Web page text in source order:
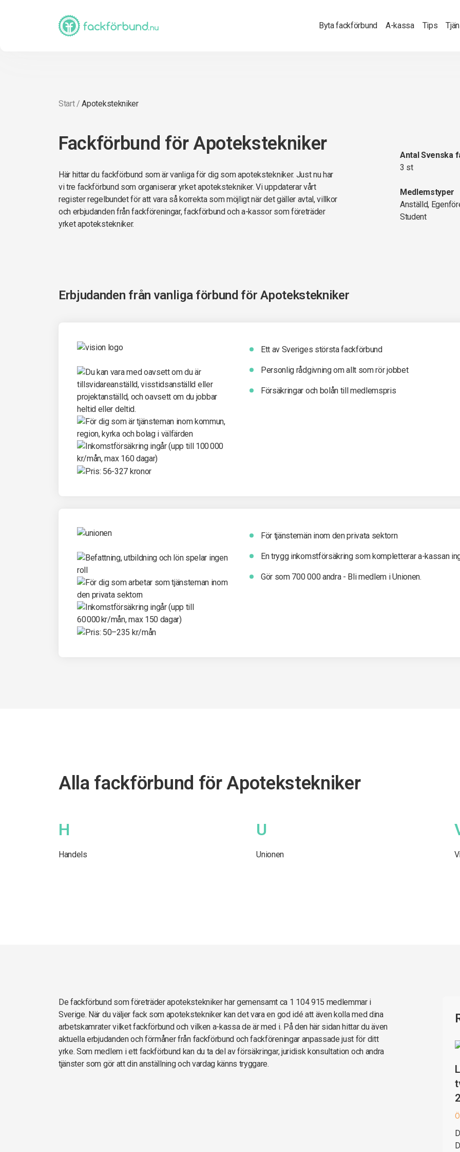
Byta fackförbund A-kassa Tips
Start/Apotekstekniker
Fackförbund för Apotekstekniker
Här hittar du fackförbund som är vanliga för dig som apotekstekniker. Just nu har
vi tre fackförbund som organiserar yrket apotekstekniker. Vi uppdaterar vårt
register regelbundet för att vara så korrekta som möjligt när det gäller avtal, villkor
och erbjudanden från fackföreningar, fackförbund och a-kassor som företräder
yrket apotekstekniker.
Antal Svenska
3 st
Medlemstyper
Anställd,
Student
Erbjudanden från vanliga förbund förApotekstekniker
Ett av Sveriges största fackförbund
Personlig rådgivning om allt som rör jobbet
Försäkringar och bolån till medlemspris
För tjänstemän inom den privata sektorn
En trygg inkomst­försäkring som kompletterar a-kassan
Gör som 700 000 andra - Bli medlem i Unionen.
Alla fackförbund för Apotekstekniker
H
Handels
U
Unionen
De fackförbund som företräder apotekstekniker har gemensamt ca 1 104 915 medlemmar i
Sverige. När du väljer fack som apotekstekniker kan det vara en god idé att även kolla med dina
arbetskamrater vilket fackförbund och vilken a-kassa de är med i. På den här sidan hittar du även
aktuella erbjudanden och förmåner från fackförbund och fackföreningar anpassade just för ditt
yrke. Som medlem i ett fackförbund kan du ta del av försäkringar, juridisk konsultation och andra
tjänster som gör att din anställning och vardag känns tryggare.